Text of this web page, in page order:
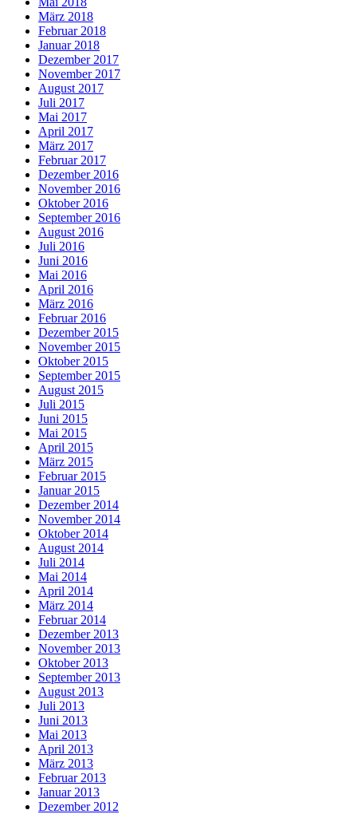
März 2018
Februar 2018
Januar 2018
Dezember 2017
November 2017
August 2017
Juli 2017
Mai 2017
April 2017
März 2017
Februar 2017
Dezember 2016
November 2016
Oktober 2016
September 2016
August 2016
Juli 2016
Juni 2016
Mai 2016
April 2016
März 2016
Februar 2016
Dezember 2015
November 2015
Oktober 2015
September 2015
August 2015
Juli 2015
Juni 2015
Mai 2015
April 2015
März 2015
Februar 2015
Januar 2015
Dezember 2014
November 2014
Oktober 2014
August 2014
Juli 2014
Mai 2014
April 2014
März 2014
Februar 2014
Dezember 2013
November 2013
Oktober 2013
September 2013
August 2013
Juli 2013
Juni 2013
Mai 2013
April 2013
März 2013
Februar 2013
Januar 2013
Dezember 2012